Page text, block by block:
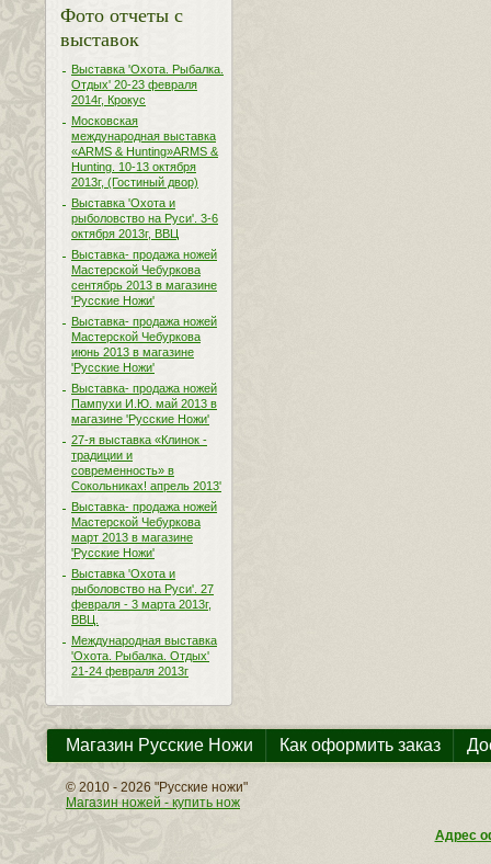
Фото отчеты с
выставок
Выставка 'Охота. Рыбалка.
Отдых' 20-23 февраля
2014г, Крокус
Московская
международная выставка
«ARMS & Hunting»ARMS &
Hunting. 10-13 октября
2013г, (Гостиный двор)
Выставка 'Охота и
рыболовство на Руси'. 3-6
октября 2013г, ВВЦ
Выставка- продажа ножей
Мастерской Чебуркова
сентябрь 2013 в магазине
'Русские Ножи'
Выставка- продажа ножей
Мастерской Чебуркова
июнь 2013 в магазине
'Русские Ножи'
Выставка- продажа ножей
Пампухи И.Ю. май 2013 в
магазине 'Русские Ножи'
27-я выставка «Клинок -
традиции и
современность» в
Сокольниках! апрель 2013'
Выставка- продажа ножей
Мастерской Чебуркова
март 2013 в магазине
'Русские Ножи'
Выставка 'Охота и
рыболовство на Руси'. 27
февраля - 3 марта 2013г,
ВВЦ.
Международная выставка
'Охота. Рыбалка. Отдых'
21-24 февраля 2013г
Магазин Русские Ножи Как оформить заказ
© 2010 - 2026 "Русские ножи"
Магазин ножей - купить нож
Адрес